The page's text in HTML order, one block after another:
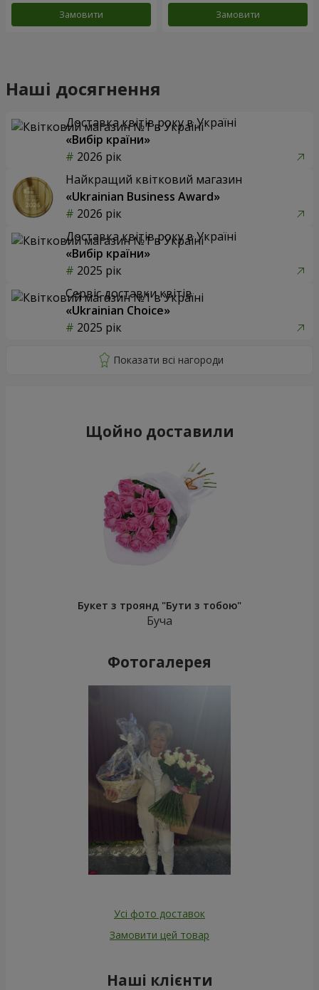
Замовити Замовити
Наші досягнення
Доставка квітів року в Україні
«Вибір країни»
2026 рік
Найкращий квітковий магазин
«Ukrainian Business Award»
2026 рік
Доставка квітів року в Україні
«Вибір країни»
2025 рік
Сервіс доставки квітів
«Ukrainian Choice»
2025 рік
Щойно доставили
Букет з троянд "Бути з тобою"
Буча
Фотогалерея
Усі фото доставок
Замовити цей товар
Наші клієнти